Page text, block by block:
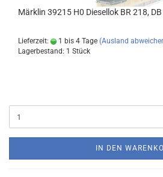
Märklin 39215 H0 Diesellok BR 218,
Lieferzeit: 1 bis 4 Tage (Ausland
Lagerbestand: 1 Stück
IN DEN